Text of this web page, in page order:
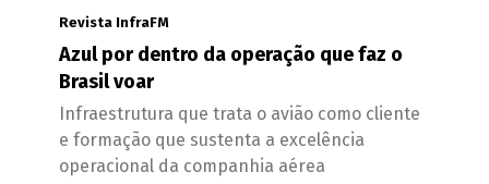
Revista InfraFM
Azul por dentro da operação que faz o
Brasil voar
Infraestrutura que trata o avião como cliente
e formação que sustenta a excelência
operacional da companhia aérea